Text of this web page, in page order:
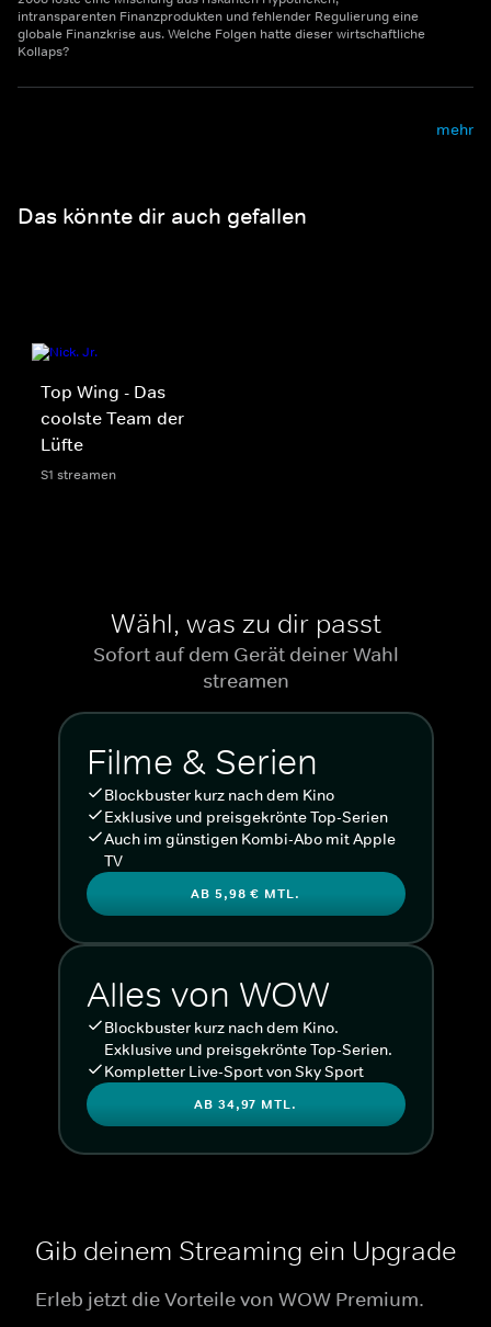
intransparenten Finanzprodukten und fehlender Regulierung eine
globale Finanzkrise aus. Welche Folgen hatte dieser wirtschaftliche
Kollaps?
mehr
Das könnte dir auch gefallen
Top Wing - Das
coolste Team der
Lüfte
S1 streamen
Wähl, was zu dir passt
Sofort auf dem Gerät deiner Wahl
streamen
Filme & Serien
Blockbuster kurz nach dem Kino
Exklusive und preisgekrönte Top-Serien
Auch im günstigen Kombi-Abo mit Apple
TV
AB 5,98 € MTL.
Alles von WOW
Blockbuster kurz nach dem Kino.
Exklusive und preisgekrönte Top-Serien.
Kompletter Live-Sport von Sky Sport
AB 34,97 MTL.
Gib deinem Streaming ein Upgrade
Erleb jetzt die Vorteile von WOW Premium.